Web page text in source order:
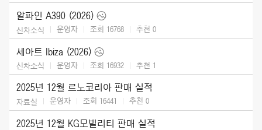
알파인 A390 (2026)
신차소식 운영자 조회 16768 추천 0
세아트 Ibiza (2026)
신차소식 운영자 조회 16932 추천 1
2025년 12월 르노코리아 판매 실적
자료실 운영자 조회 16441 추천 0
2025년 12월 KG모빌리티 판매 실적